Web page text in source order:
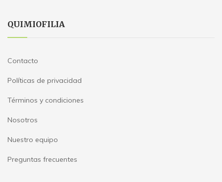
QUIMIOFILIA
Contacto
Políticas de privacidad
Términos y condiciones
Nosotros
Nuestro equipo
Preguntas frecuentes